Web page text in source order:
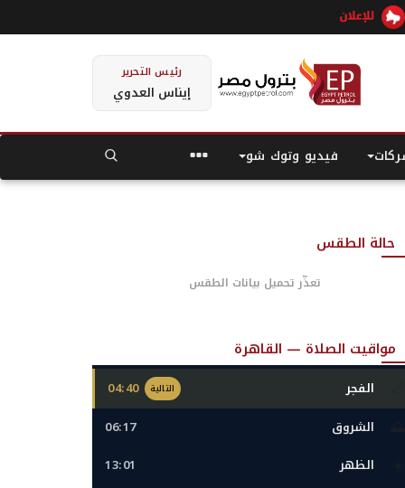
رئيس التحرير
إيناس العدوي
فيديو وتوك شو
حالة الطقس
تعذّر تحميل بيانات الطقس
مواقيت الصلاة — القاهرة
الفجر التالية 04:40
الشروق 06:17
الظهر 13:01